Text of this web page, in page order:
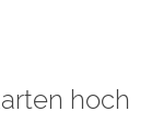
der Farbe Lack
hoch